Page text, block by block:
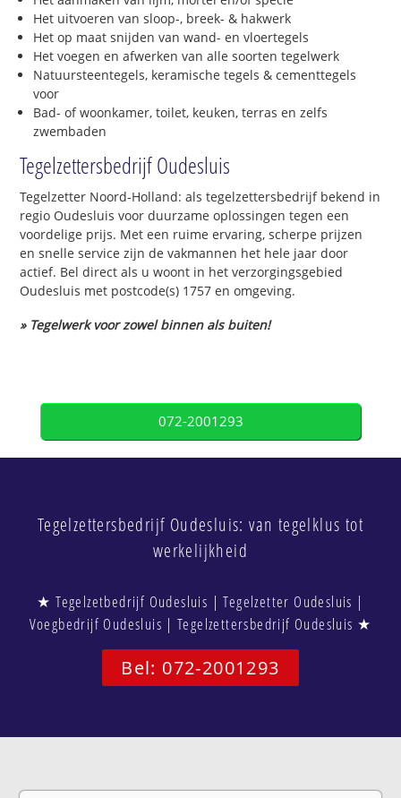
Het uitvoeren van sloop-, breek- & hakwerk
Het op maat snijden van wand- en vloertegels
Het voegen en afwerken van alle soorten tegelwerk
Natuursteentegels, keramische tegels & cementtegels
voor
Bad- of woonkamer, toilet, keuken, terras en zelfs
zwembaden
Tegelzettersbedrijf Oudesluis
Tegelzetter Noord-Holland: als tegelzettersbedrijf bekend in
regio Oudesluis voor duurzame oplossingen tegen een
voordelige prijs. Met een ruime ervaring, scherpe prijzen
en snelle service zijn de vakmannen het hele jaar door
actief. Bel direct als u woont in het verzorgingsgebied
Oudesluis met postcode(s) 1757 en omgeving.
» Tegelwerk voor zowel binnen als buiten!
072-2001293
Tegelzettersbedrijf Oudesluis: van tegelklus tot
werkelijkheid
★ Tegelzetbedrijf Oudesluis | Tegelzetter Oudesluis |
Voegbedrijf Oudesluis | Tegelzettersbedrijf Oudesluis ★
Bel: 072-2001293